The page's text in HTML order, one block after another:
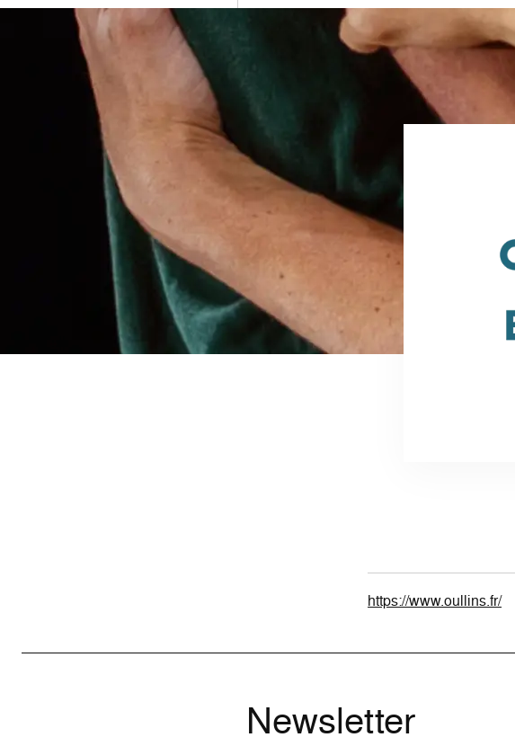
https://www.oullins.fr/
Newsletter